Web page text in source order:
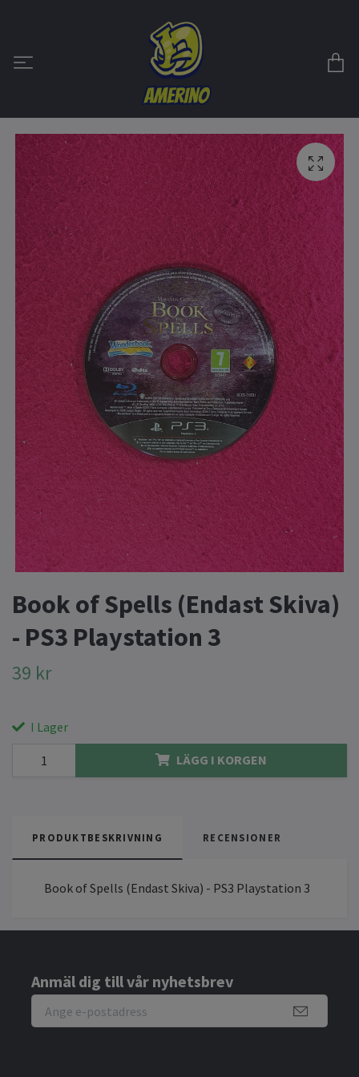
Book of Spells (Endast Skiva)
- PS3 Playstation 3
39 kr
I Lager
LÄGG I KORGEN
PRODUKTBESKRIVNING RECENSIONER
Book of Spells (Endast Skiva) - PS3 Playstation 3
Anmäl dig till vår nyhetsbrev